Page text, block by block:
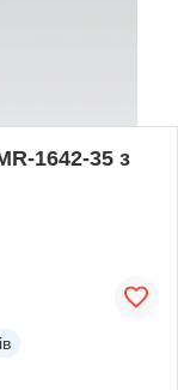
1642-35 з